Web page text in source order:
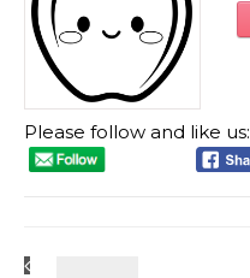
Please follow and like us: